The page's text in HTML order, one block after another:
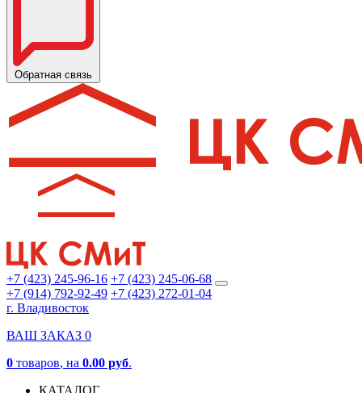
Обратная связь
+7 (423) 245-96-16 +7 (423) 245-06-68
+7 (914) 792-92-49 +7 (423) 272-01-04
г. Владивосток
ВАШ ЗАКАЗ 0
0 товаров, на 0.00 руб.
КАТАЛОГ